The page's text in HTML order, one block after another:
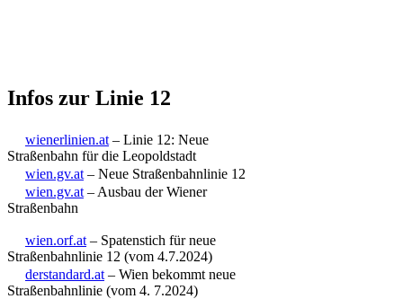
Infos zur Linie 12
wienerlinien.at – Linie 12: Neue
Straßenbahn für die Leopoldstadt
wien.gv.at – Neue Straßenbahnlinie 12
wien.gv.at – Ausbau der Wiener
Straßenbahn
wien.orf.at – Spatenstich für neue
Straßenbahnlinie 12 (vom 4.7.2024)
derstandard.at – Wien bekommt neue
Straßenbahnlinie (vom 4. 7.2024)